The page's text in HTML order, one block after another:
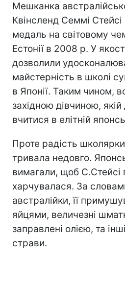
Мешканка
Квінсленд Семмі
медаль на світовому
Естонії в 2008 р. У
дозволили
майстерність в школі
в Японії. Таким чином,
західною дівчиною,
вчитися в елітній
Проте радість
тривала недовго.
вимагали, щоб С.Стейсі
харчувалася. За
австралійки, її
яйцями, величезні
заправлені олією, та
страви.